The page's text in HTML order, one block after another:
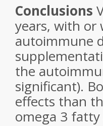
Conclusions
years, with or
autoimmune
the
significant).
effects than
omega 3 fatty